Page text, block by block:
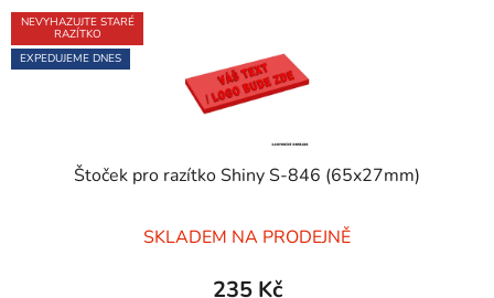
NEVYHAZUJTE STARÉ
RAZÍTKO
EXPEDUJEME DNES
Štoček pro razítko Shiny S-846 (65x27mm)
hodnocení
produktu
SKLADEM NA PRODEJNĚ
235 Kč